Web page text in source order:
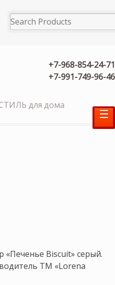
+7-968-854-24-71
+7-991-749-96-46
для дома
☰